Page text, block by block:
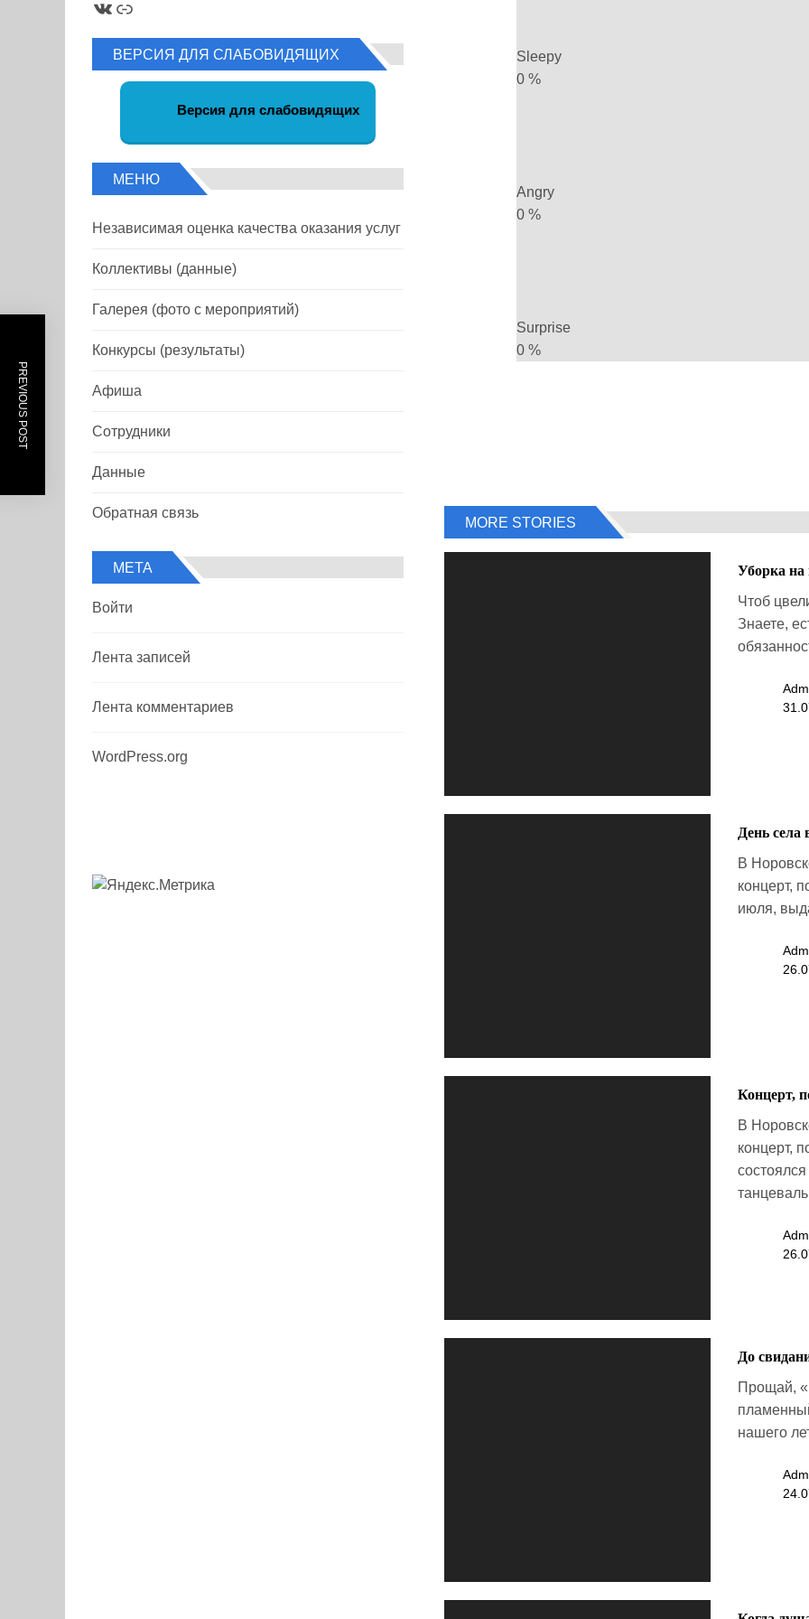
Sleepy
0 %
Angry
0 %
Surprise
0 %
PREVIOUS POST
MORE STORIES
Уборка на
Чтоб
Знаете,
День села
В
концерт,
июля,
Концерт,
В
концерт,
До
Прощай,
нашего
ВКонтакте
Ссылка
ВЕРСИЯ ДЛЯ СЛАБОВИДЯЩИХ
Версия для слабовидящих
МЕНЮ
Независимая оценка качества оказания услуг
Коллективы (данные)
Галерея (фото с мероприятий)
Конкурсы (результаты)
Афиша
Сотрудники
Данные
Обратная связь
МЕТА
Войти
Лента записей
Лента комментариев
WordPress.org